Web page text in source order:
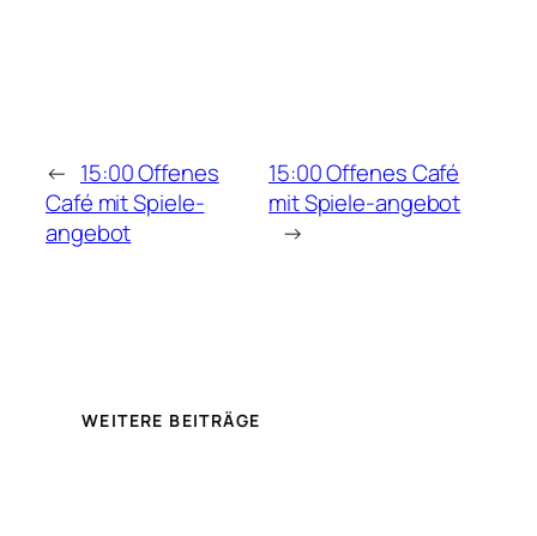
← 15:00 Offenes
Café mit Spiele-
angebot
15:00 Offenes Café
mit Spiele-angebot
→
WEITERE BEITRÄGE